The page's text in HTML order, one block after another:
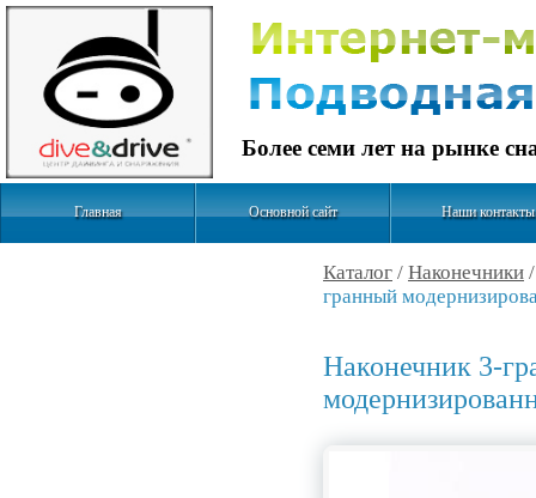
Более семи лет на рынке
Главная Основной сайт Наши контакты
Каталог / Наконечники
гранный
Наконечник 3-